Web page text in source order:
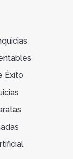
Éxito